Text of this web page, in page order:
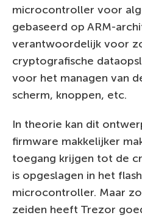
microcontroller voor
gebaseerd op ARM-
verantwoordelijk voor
cryptografische
voor het managen van
scherm, knoppen, etc.
In theorie kan dit
firmware makkelijker
toegang krijgen tot de
is opgeslagen in het
microcontroller. Maar
zeiden heeft Trezor